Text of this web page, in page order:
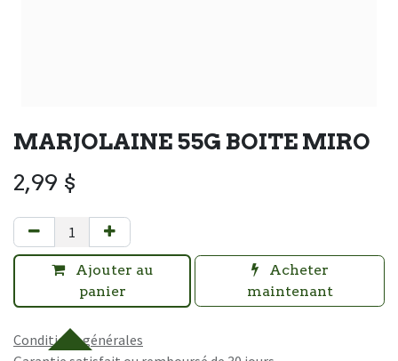
MARJOLAINE 55G BOITE MIRO
2,99 $
Ajouter au
panier
Acheter
maintenant
Conditions générales